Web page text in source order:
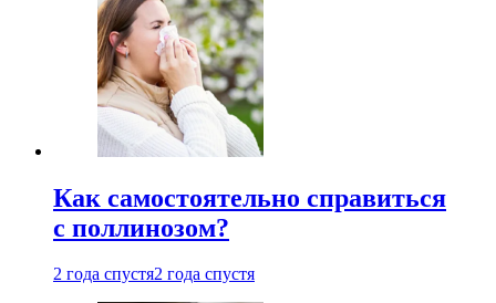
Как самостоятельно справиться
с поллинозом?
2 года спустя2 года спустя